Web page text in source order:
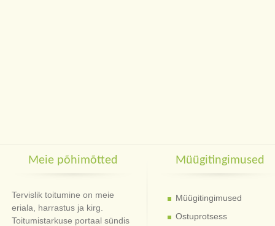
Meie põhimõtted
Tervislik toitumine on meie
eriala, harrastus ja kirg.
Toitumistarkuse portaal sündis
Müügitingimused
Müügitingimused
Ostuprotsess